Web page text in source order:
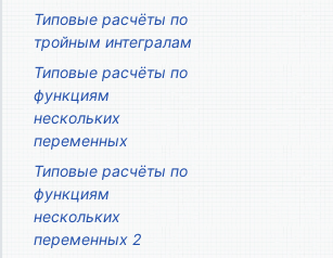
Типовые расчёты по
тройным интегралам
Типовые расчёты по
функциям
нескольких
переменных
Типовые расчёты по
функциям
нескольких
переменных 2